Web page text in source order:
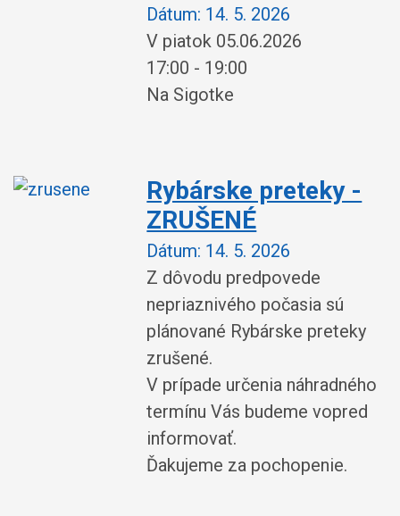
Dátum: 14. 5. 2026
V piatok 05.06.2026
17:00 - 19:00
Na Sigotke
Rybárske preteky -
ZRUŠENÉ
Dátum: 14. 5. 2026
Z dôvodu predpovede
nepriaznivého počasia sú
plánované Rybárske preteky
zrušené.
V prípade určenia náhradného
termínu Vás budeme vopred
informovať.
Ďakujeme za pochopenie.